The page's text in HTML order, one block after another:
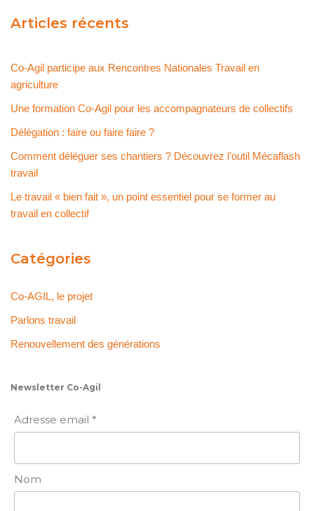
Articles récents
Co-Agil participe aux Rencontres Nationales Travail en
agriculture
Une formation Co-Agil pour les accompagnateurs de collectifs
Délégation : faire ou faire faire ?
Comment déléguer ses chantiers ? Découvrez l’outil Mécaflash
travail
Le travail « bien fait », un point essentiel pour se former au
travail en collectif
Catégories
Co-AGIL, le projet
Parlons travail
Renouvellement des générations
Newsletter Co-Agil
Adresse email *
Nom